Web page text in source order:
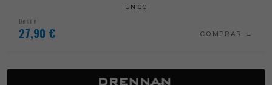
ÚNICO
Desde
27,90 € COMPRAR